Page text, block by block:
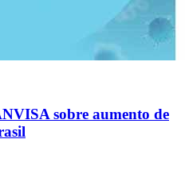
sobre aumento de